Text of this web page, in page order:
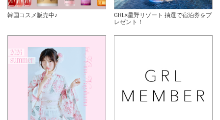
韓国コスメ販売中♪
GRL×星野リゾート 抽選で宿泊券をプ
レゼント！